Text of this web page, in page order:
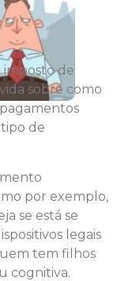
imposto de
sobre como
de
por exemplo,
se está se
legais
tem filhos
cognitiva.